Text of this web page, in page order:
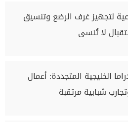
لتجهيز غرف الرضع وتنسيق
لا تُنسى
الخليجية المتجددة: أعمال
شبابية مرتقبة